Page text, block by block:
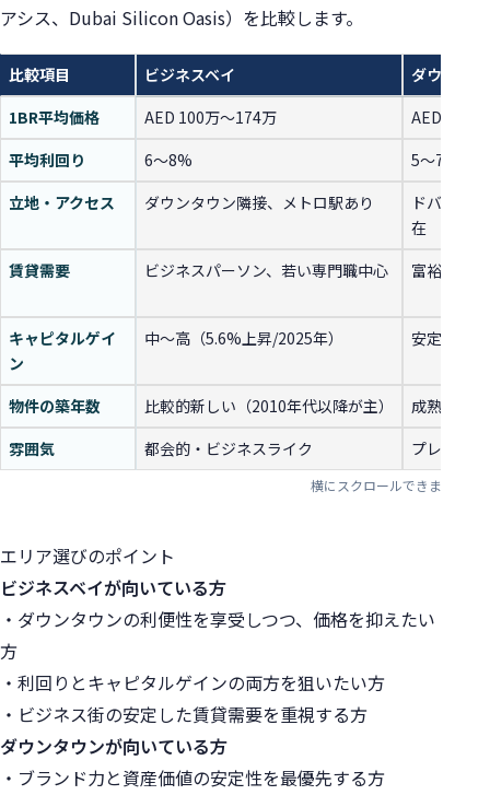
アシス、Dubai Silicon Oasis）を比較します。
比較項目 ビジネスベイ
ダウンタ
1BR平均価格
AED 100万〜174万
AED 180
平均利回り
6〜8%
5〜7%
立地・アクセス
ダウンタウン隣接、メトロ駅あり
ドバイの
在
賃貸需要
ビジネスパーソン、若い専門職中心 富裕層、
キャピタルゲイ
ン
中〜高（5.6%上昇/2025年） 安定成長
物件の築年数 比較的新しい（2010年代以降が主）
成熟期（
雰囲気
都会的・ビジネスライク プレミア
エリア選びのポイント
ビジネスベイが向いている方
・ダウンタウンの利便性を享受しつつ、価格を抑えたい
方
・利回りとキャピタルゲインの両方を狙いたい方
・ビジネス街の安定した賃貸需要を重視する方
ダウンタウンが向いている方
・ブランド力と資産価値の安定性を最優先する方